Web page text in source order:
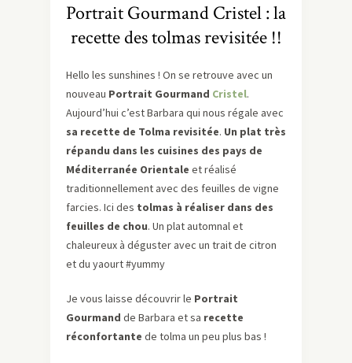
Portrait Gourmand Cristel : la
recette des tolmas revisitée !!
Hello les sunshines ! On se retrouve avec un
nouveau Portrait Gourmand Cristel.
Aujourd’hui c’est Barbara qui nous régale avec
sa recette de Tolma revisitée. Un plat très
répandu dans les cuisines des pays de
Méditerranée Orientale et réalisé
traditionnellement avec des feuilles de vigne
farcies. Ici des tolmas à réaliser dans des
feuilles de chou. Un plat automnal et
chaleureux à déguster avec un trait de citron
et du yaourt #yummy
Je vous laisse découvrir le Portrait
Gourmand de Barbara et sa recette
réconfortante de tolma un peu plus bas !